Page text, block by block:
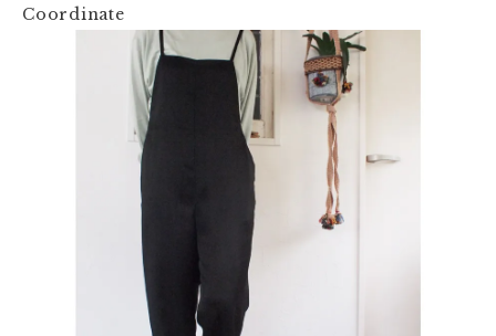
Coordinate